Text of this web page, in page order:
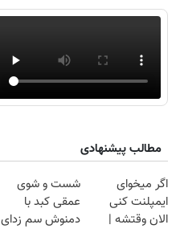
مطالب پیشنهادی
اگر میخوای
ایمپلنت کنی
الان وقتشه |
شست و شوی
عمقی کبد با
دمنوش سم زدای